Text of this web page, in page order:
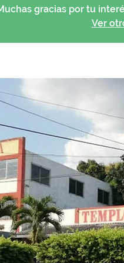
gracias por tu
Ver